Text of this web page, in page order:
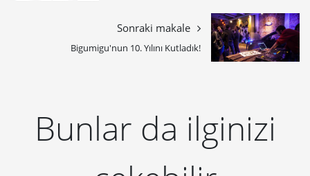
Sonraki makale
Bigumigu'nun 10. Yılını Kutladık!
Bunlar da ilginizi